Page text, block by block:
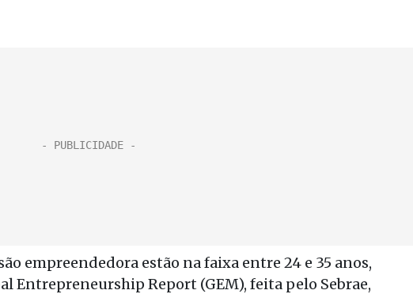
empreendedora estão na faixa entre 24 e 35 anos,
Entrepreneurship Report (GEM), feita pelo Sebrae,